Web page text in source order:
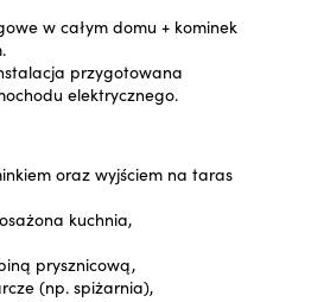
w całym domu + kominek
przygotowana
elektrycznego.
oraz wyjściem na taras
kuchnia,
prysznicową,
(np. spiżarnia),